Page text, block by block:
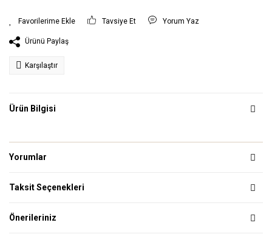
Tavsiye Et Yorum Yaz
Ürünü Paylaş
Karşılaştır
Ürün Bilgisi
Yorumlar
Taksit Seçenekleri
Önerileriniz